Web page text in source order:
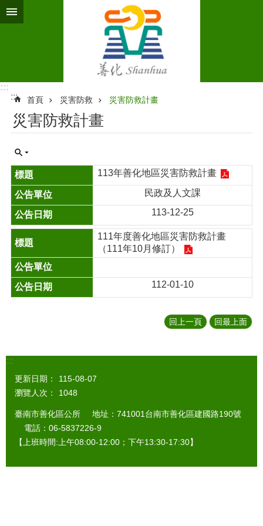
跳到主要內容區塊
:::
:::
首頁 災害防救 災害防救計畫
災害防救計畫
113年善化地區災害防救計畫
民政及人文課
113-12-25
111年度善化地區災害防救計畫
（111年10月修訂）
112-01-10
回上一頁 回最上面
:::
更新日期：
115-08-07
瀏覽人次：
1048
臺南市善化區公所 地址：741001台南市善化區建國路190號
電話：06-5837226-9
【上班時間:上午08:00-12:00；下午13:30-17:30】